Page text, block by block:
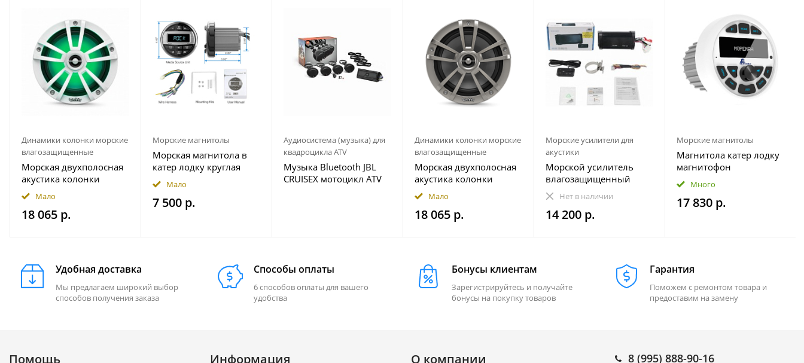
Динамики колонки морские
влагозащищенные
Морская двухполосная
акустика колонки
INFINITY 622MLW
Мало
18 065 р.
Морские магнитолы
Морская магнитола в
катер лодку круглая
Bluetooth AKAMATE MS-
10RV
Мало
7 500 р.
Аудиосистема (музыка) для
квадроцикла ATV
Музыка Bluetooth JBL
CRUISEX мотоцикл ATV
Динамики колонки морские
влагозащищенные
Морская двухполосная
акустика колонки
INFINITY 622MLT
Мало
18 065 р.
Морские усилители для
акустики
Морской усилитель
влагозащищенный
Velex VX-502
Нет в наличии
14 200 р.
Морские магнитолы
Магнитола катер лодку
магнитофон
влагозащищенная
МОРЕМАН XFa-НЕ820
Много
17 830 р.
Удобная доставка
Мы предлагаем широкий выбор
способов получения заказа
Способы оплаты
6 способов оплаты для вашего
удобства
Бонусы клиентам
Зарегистрируйтесь и получайте
бонусы на покупку товаров
Гарантия
Поможем с ремонтом товара и
предоставим на замену
Помощь Информация О компании 8 (995) 888-90-16